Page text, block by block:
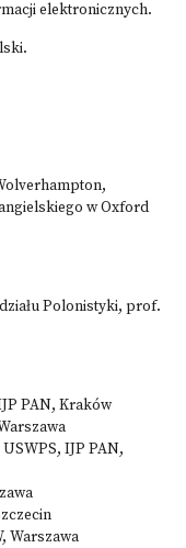
elektronicznych.
w Oxford
Polonistyki, prof.
PAN, Kraków
IJP PAN,
Warszawa